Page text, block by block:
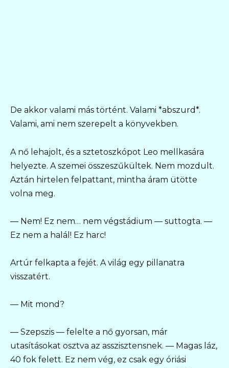
De akkor valami más történt. Valami *abszurd*.
Valami, ami nem szerepelt a könyvekben.
A nő lehajolt, és a sztetoszkópot Leo mellkasára
helyezte. A szemei összeszűkültek. Nem mozdult.
Aztán hirtelen felpattant, mintha áram ütötte
volna meg.
— Nem! Ez nem… nem végstádium — suttogta. —
Ez nem a halál! Ez harc!
Artúr felkapta a fejét. A világ egy pillanatra
visszatért.
— Mit mond?
— Szepszis — felelte a nő gyorsan, már
utasításokat osztva az asszisztensnek. — Magas láz,
40 fok felett. Ez nem vég, ez csak egy óriási